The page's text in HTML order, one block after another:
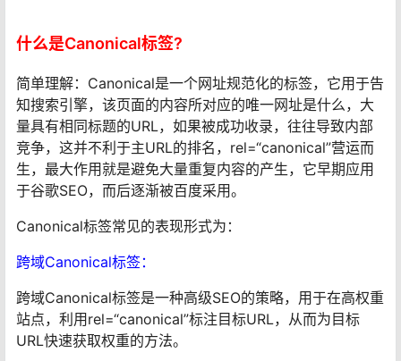
什么是Canonical标签?
简单理解：Canonical是一个网址规范化的标签，它用于告
知搜索引擎，该页面的内容所对应的唯一网址是什么，大
量具有相同标题的URL，如果被成功收录，往往导致内部
竞争，这并不利于主URL的排名，rel=“canonical”营运而
生，最大作用就是避免大量重复内容的产生，它早期应用
于谷歌SEO，而后逐渐被百度采用。
Canonical标签常见的表现形式为：
跨域Canonical标签：
跨域Canonical标签是一种高级SEO的策略，用于在高权重
站点，利用rel=“canonical”标注目标URL，从而为目标
URL快速获取权重的方法。